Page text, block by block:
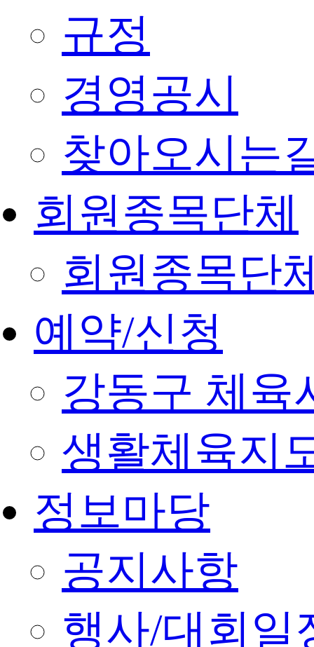
규정
경영공시
찾아오시는
회원종목단체
회원종목단
예약/신청
강동구 체육
생활체육지
정보마당
공지사항
행사/대회일